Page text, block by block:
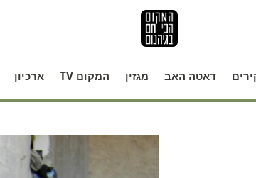
דאטה האב מגזין המקום TV ארכיון